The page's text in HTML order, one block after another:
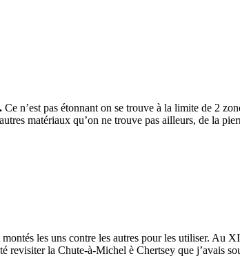
Ce n’est pas étonnant on se trouve à la limite de 2
matériaux qu’on ne trouve pas ailleurs, de la
les uns contre les autres pour les utiliser. Au
revisiter la Chute-à-Michel è Chertsey que j’avais